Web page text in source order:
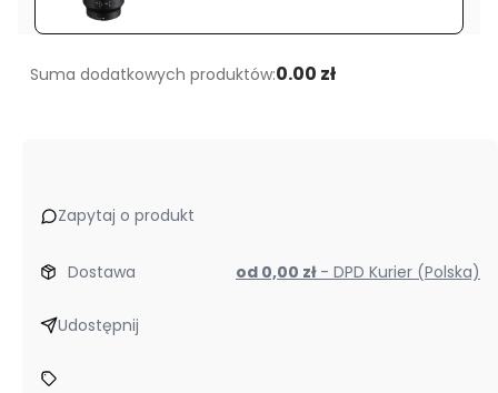
Suma dodatkowych produktów:0.00 zł
Zapytaj o produkt
Dostawa od 0,00 zł - DPD Kurier (Polska)
Udostępnij